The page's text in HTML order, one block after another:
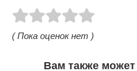
( Пока оценок нет )
Вам также